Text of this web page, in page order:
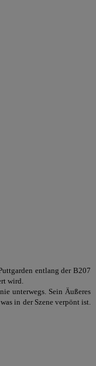
entlang der B207
wird.
unterwegs. Sein Äußeres
in der Szene verpönt ist.